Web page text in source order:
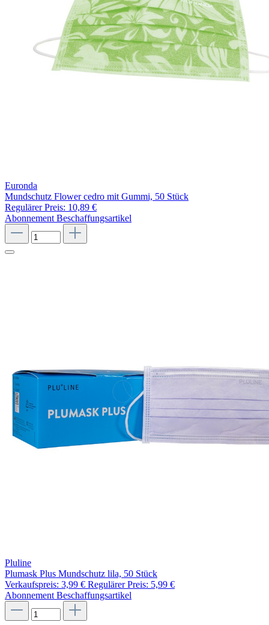
Euronda
Mundschutz Flower cedro mit Gummi, 50 Stück
Regulärer Preis: 10,89 €
Abonnement Beschaffungsartikel
Pluline
Plumask Plus Mundschutz lila, 50 Stück
Verkaufspreis: 3,99 € Regulärer Preis: 5,99 €
Abonnement Beschaffungsartikel